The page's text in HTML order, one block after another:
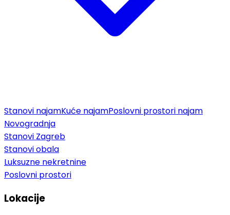
Stanovi najamKuće najamPoslovni prostori najam
Novogradnja
Stanovi Zagreb
Stanovi obala
Luksuzne nekretnine
Poslovni prostori
Lokacije